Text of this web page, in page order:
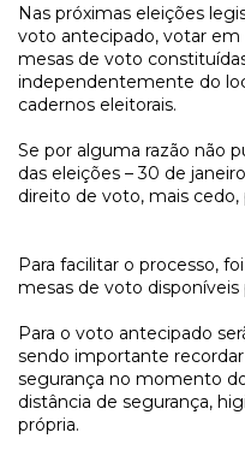
Nas próximas eleições
voto antecipado, votar em
mesas de voto
independentemente do
cadernos eleitorais.
Se por alguma razão não
das eleições – 30 de
direito de voto, mais cedo,
Para facilitar o processo,
mesas de voto disponíveis
Para o voto antecipado
sendo importante
segurança no momento
distância de segurança,
própria.